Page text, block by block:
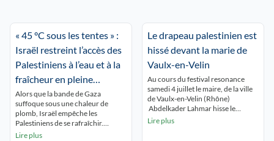
« 45 °C sous les tentes » :
Israël restreint l’accès des
Palestiniens à l’eau et à la
fraîcheur en pleine
canicule
Alors que la bande de Gaza
suffoque sous une chaleur de
plomb, Israël empêche les
Palestiniens de se rafraîchir.
Humanitaires et experts
Lire plus
Le drapeau palestinien est
hissé devant la marie de
Vaulx-en-Velin
Au cours du festival resonance
samedi 4 juillet le maire, de la ville
de Vaulx-en-Velin (Rhône)
Abdelkader Lahmar hisse le
drapeau palestinien , avec «pour
Lire plus